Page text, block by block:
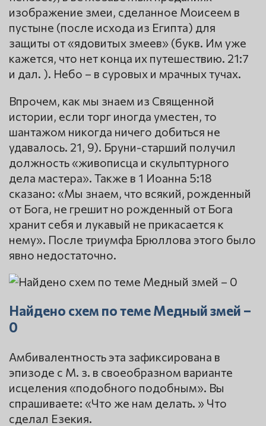
изображение змеи, сделанное Моисеем в
пустыне (после исхода из Египта) для
защиты от «ядовитых змеев» (букв. Им уже
кажется, что нет конца их путешествию. 21:7
и дал. ). Небо – в суровых и мрачных тучах.
Впрочем, как мы знаем из Священной
истории, если торг иногда уместен, то
шантажом никогда ничего добиться не
удавалось. 21, 9). Бруни-старший получил
должность «живописца и скульптурного
дела мастера». Также в 1 Иоанна 5:18
сказано: «Мы знаем, что всякий, рожденный
от Бога, не грешит но рожденный от Бога
хранит себя и лукавый не прикасается к
нему». После триумфа Брюллова этого было
явно недостаточно.
Найдено схем по теме Медный змей –
0
Амбивалентность эта зафиксирована в
эпизоде с М. з. в своеобразном варианте
исцеления «подобного подобным». Вы
спрашиваете: «Что же нам делать. » Что
сделал Езекия.